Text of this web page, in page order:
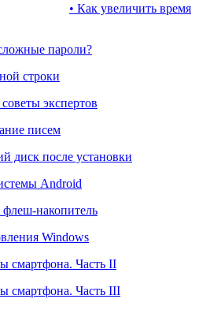
• Как увеличить время
пароли?
строки
экспертов
писем
диск после установки
Android
флеш-накопитель
Windows
смартфона. Часть II
смартфона. Часть III